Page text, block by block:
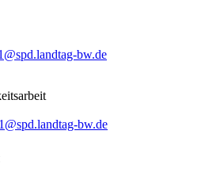
bw.de
bw.de